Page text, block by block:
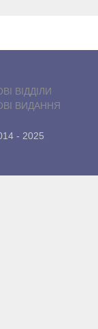
ВІДДІЛИ
ВИДАННЯ
- 2025